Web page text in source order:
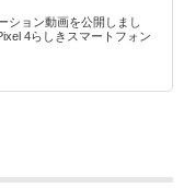
ション動画を公開しまし
4らしきスマートフォン